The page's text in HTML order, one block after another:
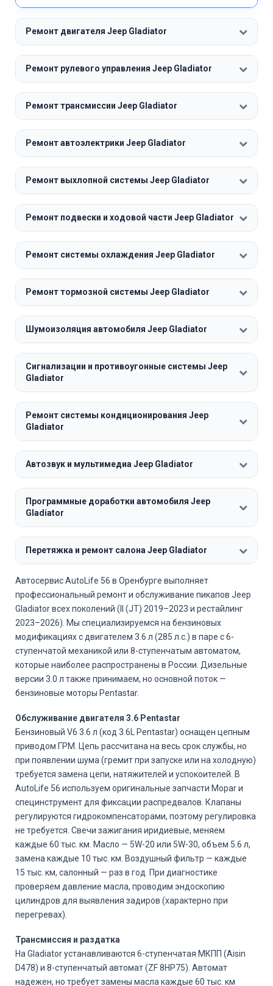
Ремонт двигателя Jeep Gladiator
Ремонт рулевого управления Jeep Gladiator
Ремонт трансмиссии Jeep Gladiator
Ремонт автоэлектрики Jeep Gladiator
Ремонт выхлопной системы Jeep Gladiator
Ремонт подвески и ходовой части Jeep Gladiator
Ремонт системы охлаждения Jeep Gladiator
Ремонт тормозной системы Jeep Gladiator
Шумоизоляция автомобиля Jeep Gladiator
Сигнализации и противоугонные системы Jeep
Gladiator
Ремонт системы кондиционирования Jeep
Gladiator
Автозвук и мультимедиа Jeep Gladiator
Программные доработки автомобиля Jeep
Gladiator
Перетяжка и ремонт салона Jeep Gladiator
Автосервис AutoLife 56 в Оренбурге выполняет
профессиональный ремонт и обслуживание пикапов Jeep
Gladiator всех поколений (II (JT) 2019–2023 и рестайлинг
2023–2026). Мы специализируемся на бензиновых
модификациях с двигателем 3.6 л (285 л.с.) в паре с 6-
ступенчатой механикой или 8-ступенчатым автоматом,
которые наиболее распространены в России. Дизельные
версии 3.0 л также принимаем, но основной поток —
бензиновые моторы Pentastar.
Обслуживание двигателя 3.6 Pentastar
Бензиновый V6 3.6 л (код 3.6L Pentastar) оснащен цепным
приводом ГРМ. Цепь рассчитана на весь срок службы, но
при появлении шума (гремит при запуске или на холодную)
требуется замена цепи, натяжителей и успокоителей. В
AutoLife 56 используем оригинальные запчасти Mopar и
специнструмент для фиксации распредвалов. Клапаны
регулируются гидрокомпенсаторами, поэтому регулировка
не требуется. Свечи зажигания иридиевые, меняем
каждые 60 тыс. км. Масло — 5W-20 или 5W-30, объем 5.6 л,
замена каждые 10 тыс. км. Воздушный фильтр — каждые
15 тыс. км, салонный — раз в год. При диагностике
проверяем давление масла, проводим эндоскопию
цилиндров для выявления задиров (характерно при
перегревах).
Трансмиссия и раздатка
На Gladiator устанавливаются 6-ступенчатая МКПП (Aisin
D478) и 8-ступенчатый автомат (ZF 8HP75). Автомат
надежен, но требует замены масла каждые 60 тыс. км